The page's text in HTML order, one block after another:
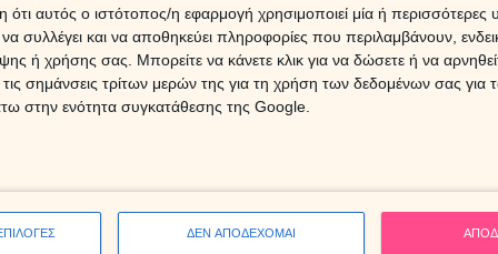
αυτός ο ιστότοπος/η εφαρμογή χρησιμοποιεί μία ή περισσότερες
συλλέγει και να αποθηκεύει πληροφορίες που περιλαμβάνουν,
ή χρήσης σας. Μπορείτε να κάνετε κλικ για να δώσετε ή να
σημάνσεις τρίτων μερών της για τη χρήση των δεδομένων σας
στην ενότητα συγκατάθεσης της Google.
ΔΕΝ ΑΠΟΔΕΧΟΜΑΙ
Ο Άρης είναι ως γνωστόν ο θεός του πολέμου,
Εκείνο που τους χαρίζει είναι μαχητικότητα
για καλό σκοπό, και όχι μόνο για
για το καλό των άλλων, γιατί είναι καλοπροαίρετοι
8
1
2